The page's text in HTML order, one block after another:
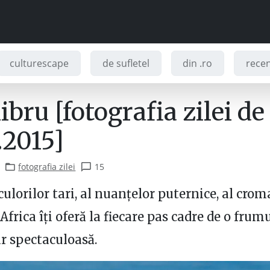
culturescape de sufletel din .ro
[fotografia zilei de
fotografia zilei 15
tari, al nuanțelor puternice, al
îți oferă la fiecare pas cadre de o
spectaculoasă.